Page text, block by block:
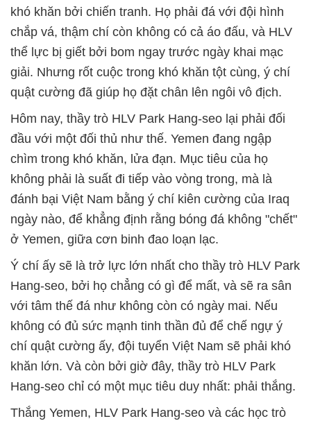
khó khăn bởi chiến tranh. Họ phải đá với đội hình
chắp vá, thậm chí còn không có cả áo đấu, và HLV
thể lực bị giết bởi bom ngay trước ngày khai mạc
giải. Nhưng rốt cuộc trong khó khăn tột cùng, ý chí
quật cường đã giúp họ đặt chân lên ngôi vô địch.
Hôm nay, thầy trò HLV Park Hang-seo lại phải đối
đầu với một đối thủ như thế. Yemen đang ngập
chìm trong khó khăn, lửa đạn. Mục tiêu của họ
không phải là suất đi tiếp vào vòng trong, mà là
đánh bại Việt Nam bằng ý chí kiên cường của Iraq
ngày nào, để khẳng định rằng bóng đá không "chết"
ở Yemen, giữa cơn binh đao loạn lạc.
Ý chí ấy sẽ là trở lực lớn nhất cho thầy trò HLV Park
Hang-seo, bởi họ chẳng có gì để mất, và sẽ ra sân
với tâm thế đá như không còn có ngày mai. Nếu
không có đủ sức mạnh tinh thần đủ để chế ngự ý
chí quật cường ấy, đội tuyển Việt Nam sẽ phải khó
khăn lớn. Và còn bởi giờ đây, thầy trò HLV Park
Hang-seo chỉ có một mục tiêu duy nhất: phải thắng.
Thắng Yemen, HLV Park Hang-seo và các học trò